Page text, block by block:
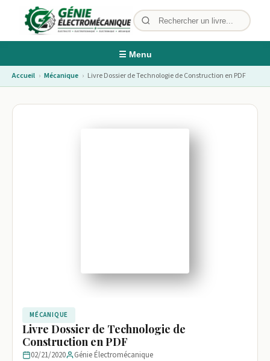
☰ Menu
Accueil › Mécanique › Livre Dossier de Technologie de Construction en PDF
MÉCANIQUE
Livre Dossier de Technologie de
Construction en PDF
02/21/2020 Génie Électromécanique